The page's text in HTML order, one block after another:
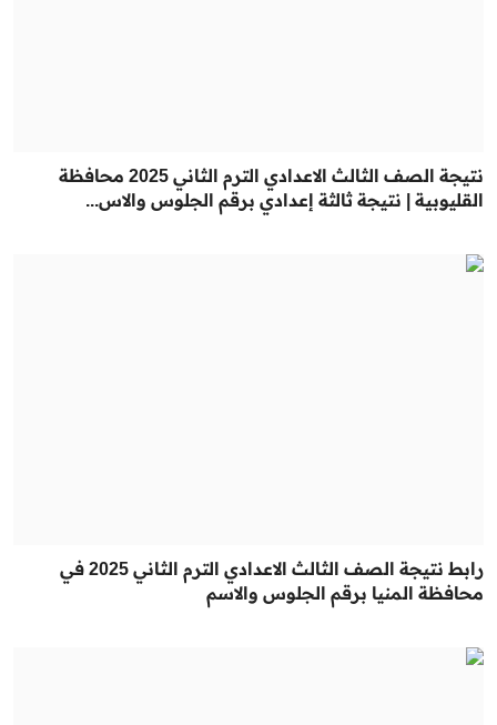
نتيجة الصف الثالث الاعدادي الترم الثاني 2025 محافظة
القليوبية | نتيجة ثالثة إعدادي برقم الجلوس والاس...
رابط نتيجة الصف الثالث الاعدادي الترم الثاني 2025 في
محافظة المنيا برقم الجلوس والاسم